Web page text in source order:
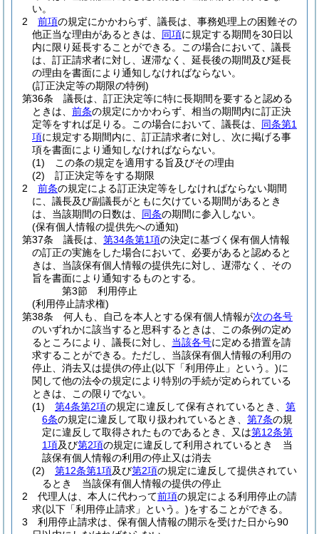
い。
2
前項の規定にかかわらず、議長は、事務処理上の困難その
他正当な理由があるときは、 同項に規定する期間を30日以
内に限り延長することができる。
この場合において、議長
は、訂正請求者に対し、遅滞なく、延長後の期間及び延長
の理由を書面により通知しなければならない。
(訂正決定等の期限の特例)
第36条
議長は、訂正決定等に特に長期間を要すると認める
ときは、 前条の規定にかかわらず、相当の期間内に訂正決
定等をすれば足りる。
この場合において、議長は、 同条第1
項に規定する期間内に、訂正請求者に対し、次に掲げる事
項を書面により通知しなければならない。
(1)
この条の規定を適用する旨及びその理由
(2)
訂正決定等をする期限
2
前条の規定による訂正決定等をしなければならない期間
に、議長及び副議長がともに欠けている期間があるとき
は、当該期間の日数は、 同条の期間に参入しない。
(保有個人情報の提供先への通知)
第37条
議長は、 第34条第1項の決定に基づく保有個人情報
の訂正の実施をした場合において、必要があると認めると
きは、当該保有個人情報の提供先に対し、遅滞なく、その
旨を書面により通知するものとする。
第3節
利用停止
(利用停止請求権)
第38条
何人も、自己を本人とする保有個人情報が次の各号
のいずれかに該当すると思科するときは、この条例の定め
るところにより、議長に対し、 当該各号に定める措置を請
求することができる。 ただし、当該保有個人情報の利用の
停止、消去又は提供の停止(以下「利用停止」という。)に
関して他の法令の規定により特別の手続が定められている
ときは、この限りでない。
(1)
第4条第2項の規定に違反して保有されているとき、 第
6条の規定に違反して取り扱われているとき、 第7条の規
定に違反して取得されたものであるとき、又は第12条第
1項及び第2項の規定に違反して利用されているとき 当
該保有個人情報の利用の停止又は消去
(2)
第12条第1項及び第2項の規定に違反して提供されてい
るとき 当該保有個人情報の提供の停止
2
代理人は、本人に代わって前項の規定による利用停止の請
求(以下「利用停止請求」という。)をすることができる。
3
利用停止請求は、保有個人情報の開示を受けた日から90